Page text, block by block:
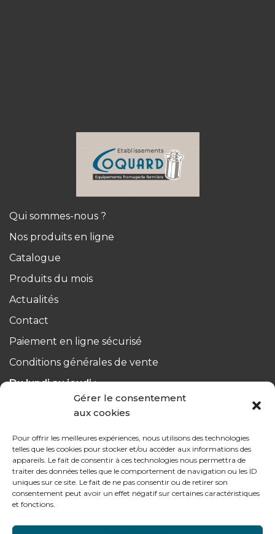
Gérer le consentement
aux cookies
Pour offrir les meilleures expériences, nous utilisons des technologies
telles que les cookies pour stocker et/ou accéder aux informations des
appareils. Le fait de consentir à ces technologies nous permettra de
traiter des données telles que le comportement de navigation ou les ID
uniques sur ce site. Le fait de ne pas consentir ou de retirer son
consentement peut avoir un effet négatif sur certaines caractéristiques
et fonctions.
Qui sommes-nous ?
Nos produits en ligne
Catalogue
Produits du mois
Actualités
Contact
Paiement en ligne sécurisé
Conditions générales de vente
Du lundi au jeudi :
de 8h à 12h30 et de 13h30 à 17h20
de 8h à 12h30 et de 13h30 à 16h